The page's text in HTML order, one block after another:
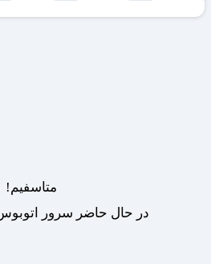
متاسفیم!
در حال حاضر سرور